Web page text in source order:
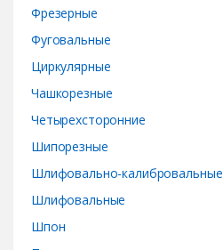
Фрезерные
Фуговальные
Циркулярные
Чашкорезные
Четырехсторонние
Шипорезные
Шлифовально-калибровальные
Шлифовальные
Шпон